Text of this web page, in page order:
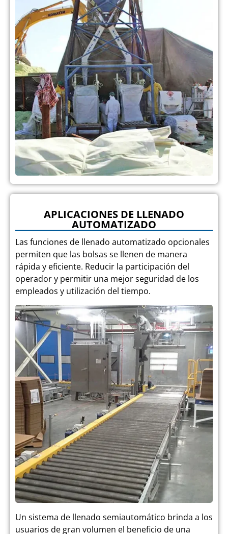
APLICACIONES DE LLENADO
AUTOMATIZADO
Las funciones de llenado automatizado opcionales
permiten que las bolsas se llenen de manera
rápida y eficiente. Reducir la participación del
operador y permitir una mejor seguridad de los
empleados y utilización del tiempo.
Un sistema de llenado semiautomático brinda a los
usuarios de gran volumen el beneficio de una